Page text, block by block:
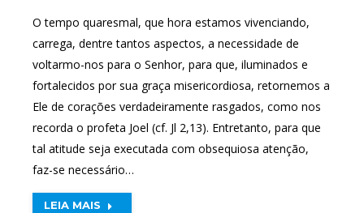
O tempo quaresmal, que hora estamos vivenciando,
carrega, dentre tantos aspectos, a necessidade de
voltarmo-nos para o Senhor, para que, iluminados e
fortalecidos por sua graça misericordiosa, retornemos a
Ele de corações verdadeiramente rasgados, como nos
recorda o profeta Joel (cf. Jl 2,13). Entretanto, para que
tal atitude seja executada com obsequiosa atenção,
faz-se necessário…
LEIA MAIS